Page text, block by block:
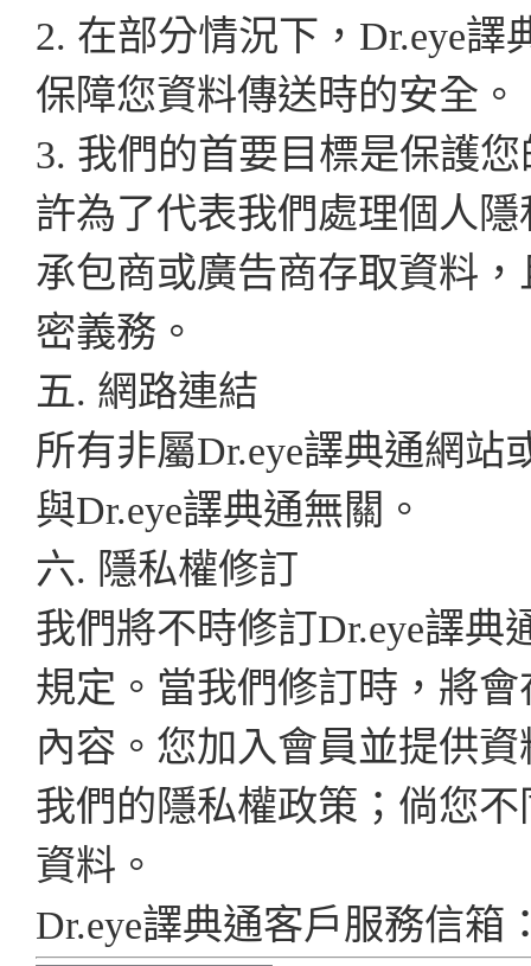
2. 在部分情況下，Dr.eye
保障您資料傳送時的安全。
3. 我們的首要目標是保護
許為了代表我們處理個人
承包商或廣告商存取資料
密義務。
五. 網路連結
所有非屬Dr.eye譯典通網站
與Dr.eye譯典通無關。
六. 隱私權修訂
我們將不時修訂Dr.eye譯
規定。當我們修訂時，將
內容。您加入會員並提供
我們的隱私權政策；倘您
資料。
Dr.eye譯典通客戶服務信箱